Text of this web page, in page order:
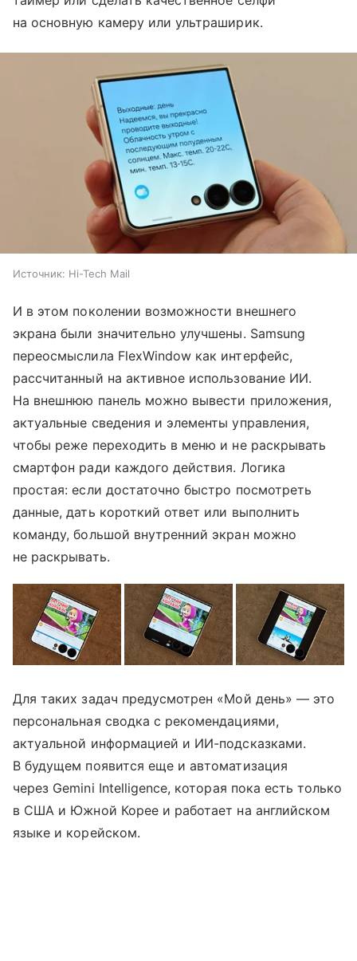
на основную камеру или ультраширик.
Источник: Hi-Tech Mail
И в этом поколении возможности внешнего
экрана были значительно улучшены. Samsung
переосмыслила FlexWindow как интерфейс,
рассчитанный на активное использование ИИ.
На внешнюю панель можно вывести приложения,
актуальные сведения и элементы управления,
чтобы реже переходить в меню и не раскрывать
смартфон ради каждого действия. Логика
простая: если достаточно быстро посмотреть
данные, дать короткий ответ или выполнить
команду, большой внутренний экран можно
не раскрывать.
Для таких задач предусмотрен «Мой день» — это
персональная сводка с рекомендациями,
актуальной информацией и ИИ-подсказками.
В будущем появится еще и автоматизация
через Gemini Intelligence, которая пока есть только
в США и Южной Корее и работает на английском
языке и корейском.